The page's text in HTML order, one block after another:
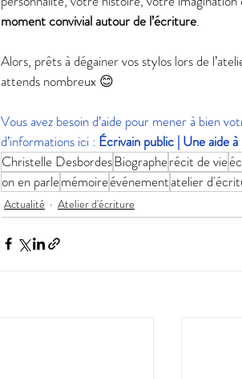
moment convivial autour de l’écriture.
Alors, prêts à dégainer vos stylos lors de
attends nombreux 😊
Vous avez besoin d’aide pour mener à bien
d’informations ici : Écrivain public | Une aide
Christelle DesbordesBiographerécit de vie
on en parlemémoireévénementatelier
Actualité Atelier d'écriture